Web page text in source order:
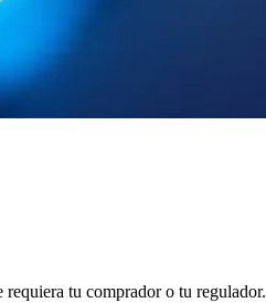
tu comprador o tu regulador.